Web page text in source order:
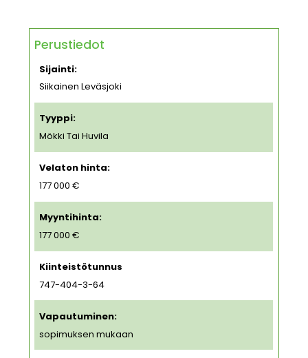
Perustiedot
Sijainti:
Siikainen Leväsjoki
Tyyppi:
Mökki Tai Huvila
Velaton hinta:
177 000 €
Myyntihinta:
177 000 €
Kiinteistötunnus
747-404-3-64
Vapautuminen:
sopimuksen mukaan